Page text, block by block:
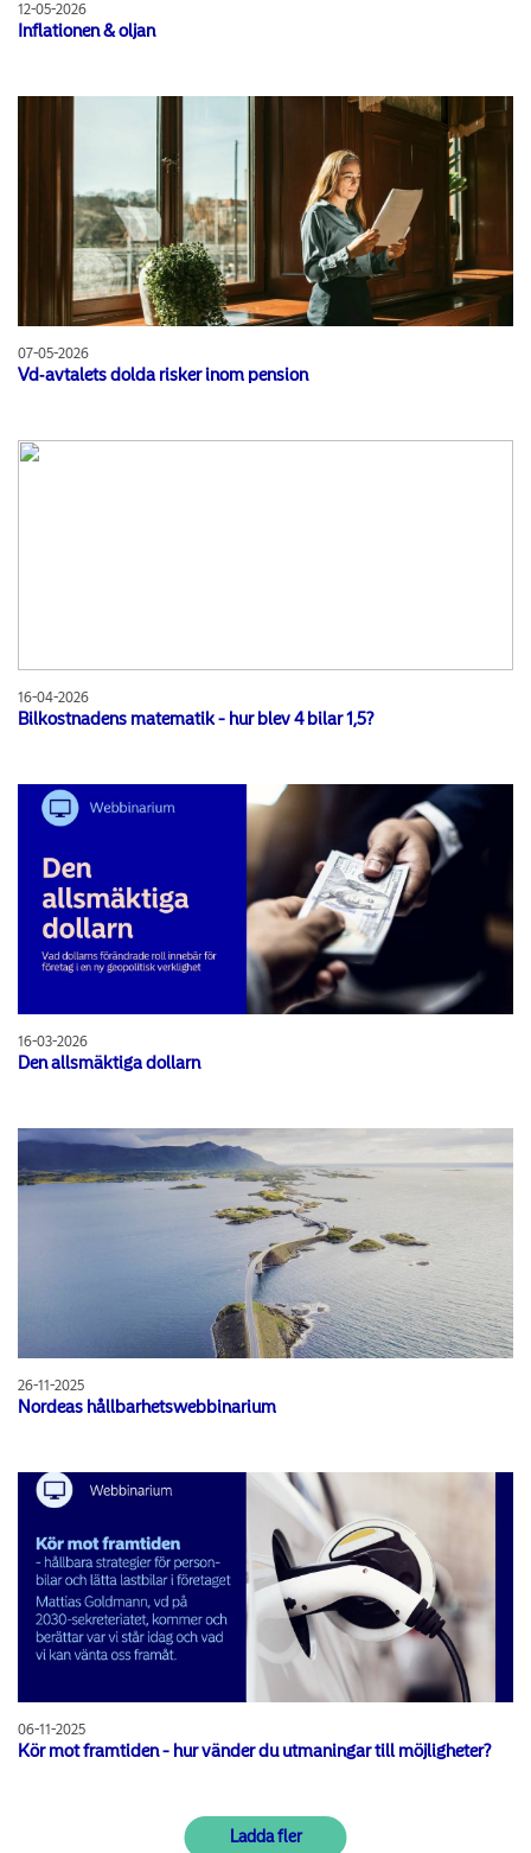
12-05-2026
Inflationen & oljan
07-05-2026
Vd‑avtalets dolda risker inom pension
16-04-2026
Bilkostnadens matematik - hur blev 4 bilar 1,5?
16-03-2026
Den allsmäktiga dollarn
26-11-2025
Nordeas hållbarhetswebbinarium
06-11-2025
Kör mot framtiden - hur vänder du utmaningar till möjligheter?
Ladda fler